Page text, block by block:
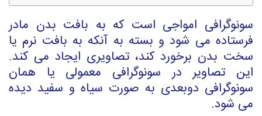
سونوگرافی امواجی است که به بافت بدن مادر
فرستاده می شود و بسته به آنکه به بافت نرم یا
سخت بدن برخورد کند، تصاویری ایجاد می کند.
این تصاویر در سونوگرافی معمولی یا همان
سونوگرافی دوبعدی به صورت سیاه و سفید دیده
می شود.